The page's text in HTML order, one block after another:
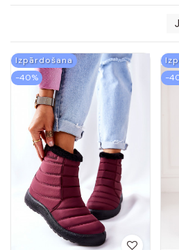
Izpārdošana
-40%
-